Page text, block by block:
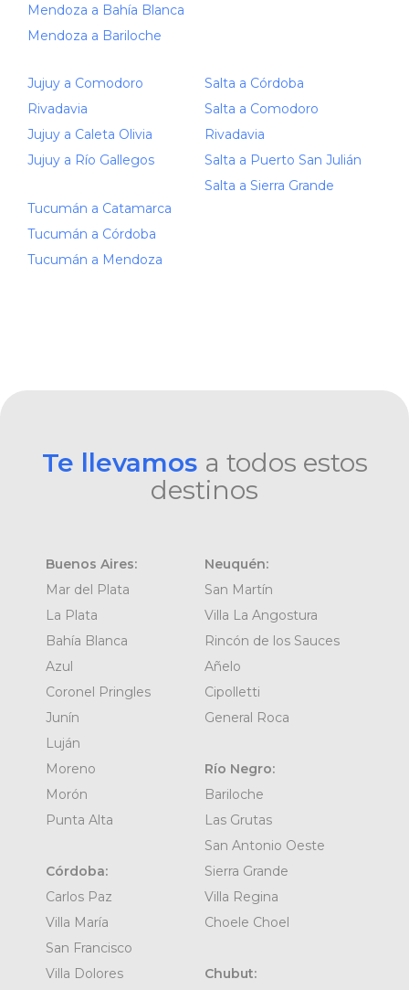
Mendoza a Bahía Blanca
Mendoza a Bariloche
Jujuy a Comodoro
Rivadavia
Jujuy a Caleta Olivia
Jujuy a Río Gallegos
Tucumán a Catamarca
Tucumán a Córdoba
Tucumán a Mendoza
Salta a Córdoba
Salta a Comodoro
Rivadavia
Salta a Puerto San Julián
Salta a Sierra Grande
Te llevamos a todos estos
destinos
Buenos Aires:
Mar del Plata
La Plata
Bahía Blanca
Azul
Coronel Pringles
Junín
Luján
Moreno
Morón
Punta Alta
Córdoba:
Carlos Paz
Villa María
San Francisco
Villa Dolores
Neuquén:
San Martín
Villa La Angostura
Rincón de los Sauces
Añelo
Cipolletti
General Roca
Río Negro:
Bariloche
Las Grutas
San Antonio Oeste
Sierra Grande
Villa Regina
Choele Choel
Chubut: